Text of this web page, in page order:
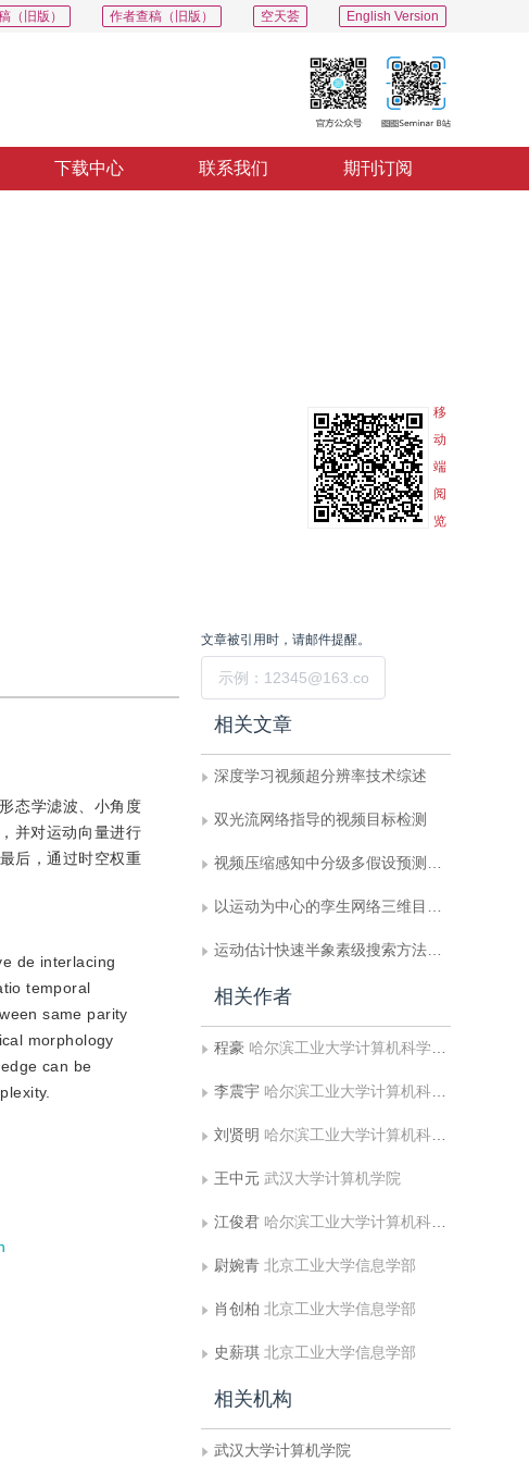
English Version
空天荟
作者查稿（旧版）
（旧版）
下载中心 联系我们 期刊订阅
移
动
端
阅
览
态学滤波、小角度
并对运动向量进行
后，通过时空权重
de interlacing
temporal
same parity
morphology
can be
文章被引用时，请邮件提醒。
相关文章
深度学习视频超分辨率技术综述
双光流网络指导的视频目标检测
视频压缩感知中分级多假设预测算法
以运动为中心的孪生网络三维目标跟踪
运动估计快速半象素级搜索方法的实验研究
相关作者
程豪 哈尔滨工业大学计算机科学与技术学院
李震宇 哈尔滨工业大学计算机科学与技术学院
刘贤明 哈尔滨工业大学计算机科学与技术学院
王中元 武汉大学计算机学院
江俊君 哈尔滨工业大学计算机科学与技术学院
尉婉青 北京工业大学信息学部
肖创柏 北京工业大学信息学部
史薪琪 北京工业大学信息学部
相关机构
武汉大学计算机学院